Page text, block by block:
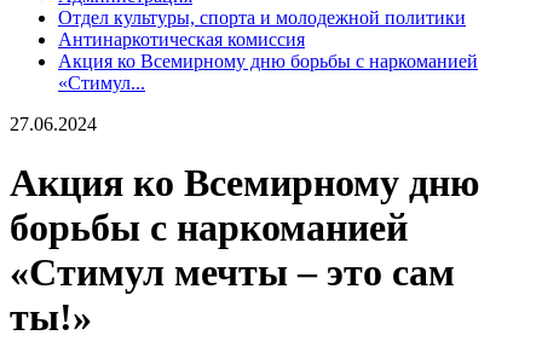
Отдел культуры, спорта и молодежной политики
Антинаркотическая комиссия
Акция ко Всемирному дню борьбы с наркоманией
«Стимул...
27.06.2024
Акция ко Всемирному дню
борьбы с наркоманией
«Стимул мечты – это сам
ты!»